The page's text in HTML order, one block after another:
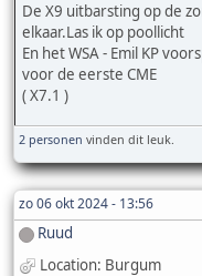
De X9 uitbarsting op de
elkaar.Las ik op poollicht
En het WSA - Emil KP
voor de eerste CME
( X7.1 )
2 personen vinden dit leuk.
zo 06 okt 2024 - 13:56
Ruud
Location: Burgum